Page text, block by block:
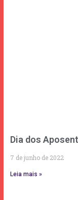
Dia dos
7 de junho de 2022
Leia mais »